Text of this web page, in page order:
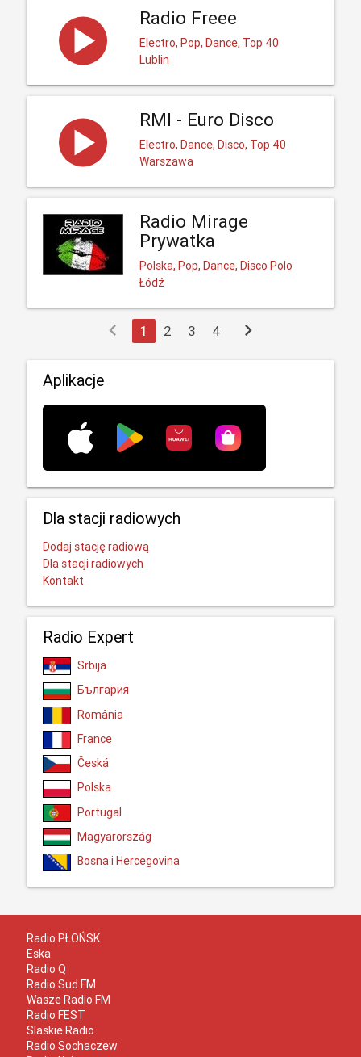
Radio Freee
Electro, Pop, Dance, Top 40
Lublin
RMI - Euro Disco
Electro, Dance, Disco, Top 40
Warszawa
Radio Mirage
Prywatka
Polska, Pop, Dance, Disco Polo
Łódź
chevron_left 1 2 3 4 chevron_right
Aplikacje
Dla stacji radiowych
Dodaj stację radiową
Dla stacji radiowych
Kontakt
Radio Expert
Srbija
България
România
France
Česká
Polska
Portugal
Magyarország
Bosna i Hercegovina
Radio PŁOŃSK
Eska
Radio Q
Radio Sud FM
Wasze Radio FM
Radio FEST
Slaskie Radio
Radio Sochaczew